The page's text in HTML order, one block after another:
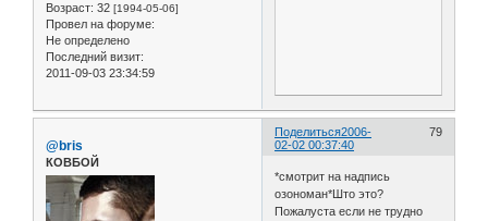
Возраст: 32 [1994-05-06]
Провел на форуме:
Не определено
Последний визит:
2011-09-03 23:34:59
Поделиться 79
2006-
02-02 00:37:40
@bris
КОВБОЙ
*смотрит на надпись
озономан*Што это?
Пожалуста если не трудно